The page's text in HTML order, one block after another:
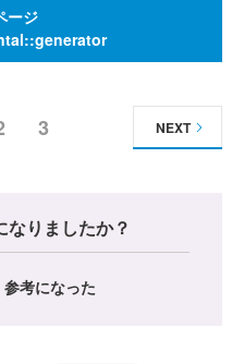
ージ
3 NEXT
なりましたか？
参考になった